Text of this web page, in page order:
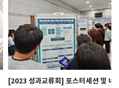
[2023 성과교류회] 포스터세션